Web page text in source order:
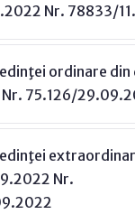
Nr. 78833/
ordinare din
75.126/
Nr.